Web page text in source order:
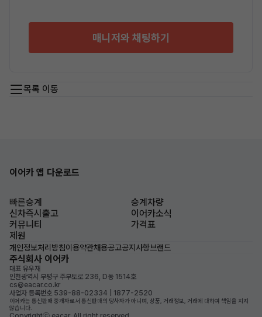
매니저와 채팅하기
목록 이동
이어카 앱 다운로드
빠른승계
승계차량
신차즉시출고
이어카소식
커뮤니티
가격표
제원
개인정보처리방침이용약관채용공고공지사항브랜드
주식회사 이어카
대표 유우재
인천광역시 부평구 주부토로 236, D동 1514호
cs@eacar.co.kr
사업자 등록번호 539-88-02334 | 1877-2520
이어카는 통신판매 중개자로서 통신판매의 당사자가 아니며, 상품, 거래정보, 거래에 대하여 책임을 지지
않습니다.